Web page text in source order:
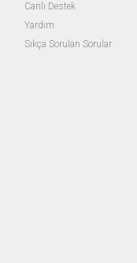
Canlı Destek
Yardım
Sıkça Sorulan Sorular